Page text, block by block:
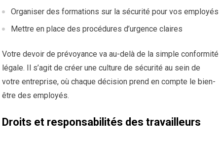
Organiser des formations sur la sécurité pour vos employés
Mettre en place des procédures d’urgence claires
Votre devoir de prévoyance va au-delà de la simple conformité
légale. Il s’agit de créer une culture de sécurité au sein de
votre entreprise, où chaque décision prend en compte le bien-
être des employés.
Droits et responsabilités des travailleurs